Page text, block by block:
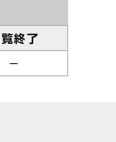
終了
－